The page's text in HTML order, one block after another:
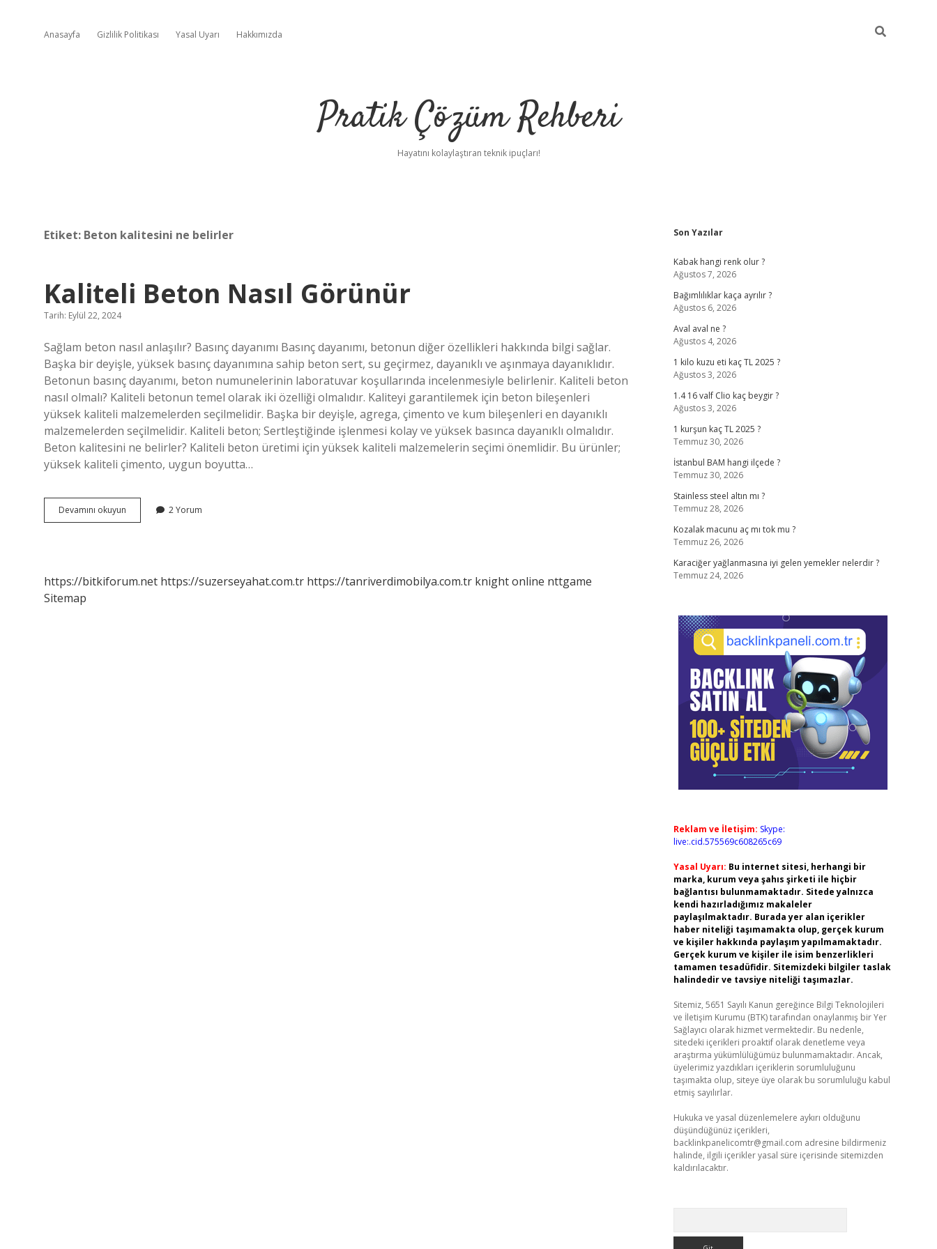
Anasayfa Gizlilik Politikası Yasal Uyarı Hakkımızda
Pratik Çözüm Rehberi
Hayatını kolaylaştıran teknik ipuçları!
Etiket: Beton kalitesini ne belirler
Kaliteli Beton Nasıl Görünür
Tarih: Eylül 22, 2024
Sağlam beton nasıl anlaşılır? Basınç dayanımı Basınç dayanımı, betonun diğer özellikleri hakkında bilgi sağlar.
Başka bir deyişle, yüksek basınç dayanımına sahip beton sert, su geçirmez, dayanıklı ve aşınmaya dayanıklıdır.
Betonun basınç dayanımı, beton numunelerinin laboratuvar koşullarında incelenmesiyle belirlenir. Kaliteli beton
nasıl olmalı? Kaliteli betonun temel olarak iki özelliği olmalıdır. Kaliteyi garantilemek için beton bileşenleri
yüksek kaliteli malzemelerden seçilmelidir. Başka bir deyişle, agrega, çimento ve kum bileşenleri en dayanıklı
malzemelerden seçilmelidir. Kaliteli beton; Sertleştiğinde işlenmesi kolay ve yüksek basınca dayanıklı olmalıdır.
Beton kalitesini ne belirler? Kaliteli beton üretimi için yüksek kaliteli malzemelerin seçimi önemlidir. Bu ürünler;
yüksek kaliteli çimento, uygun boyutta…
Devamını okuyun
Beton
2 Yorum
https://bitkiforum.net https://suzerseyahat.com.tr https://tanriverdimobilya.com.tr knight online nttgame
Sitemap
Sidebar
Son Yazılar
Kabak hangi renk olur ?
Ağustos 7, 2026
Bağımlılıklar kaça ayrılır ?
Ağustos 6, 2026
Aval aval ne ?
Ağustos 4, 2026
1 kilo kuzu eti kaç TL 2025 ?
Ağustos 3, 2026
1.4 16 valf Clio kaç beygir ?
Ağustos 3, 2026
1 kurşun kaç TL 2025 ?
Temmuz 30, 2026
İstanbul BAM hangi ilçede ?
Temmuz 30, 2026
Stainless steel altın mı ?
Temmuz 28, 2026
Kozalak macunu aç mı tok mu ?
Temmuz 26, 2026
Karaciğer yağlanmasına iyi gelen yemekler nelerdir ?
Temmuz 24, 2026
Reklam ve İletişim: Skype:
live:.cid.575569c608265c69
Yasal Uyarı: Bu internet sitesi, herhangi bir
marka, kurum veya şahıs şirketi ile hiçbir
bağlantısı bulunmamaktadır. Sitede yalnızca
kendi hazırladığımız makaleler
paylaşılmaktadır. Burada yer alan içerikler
haber niteliği taşımamakta olup, gerçek kurum
ve kişiler hakkında paylaşım yapılmamaktadır.
Gerçek kurum ve kişiler ile isim benzerlikleri
tamamen tesadüfidir. Sitemizdeki bilgiler taslak
halindedir ve tavsiye niteliği taşımazlar.
Sitemiz, 5651 Sayılı Kanun gereğince Bilgi Teknolojileri
ve İletişim Kurumu (BTK) tarafından onaylanmış bir Yer
Sağlayıcı olarak hizmet vermektedir. Bu nedenle,
sitedeki içerikleri proaktif olarak denetleme veya
araştırma yükümlülüğümüz bulunmamaktadır. Ancak,
üyelerimiz yazdıkları içeriklerin sorumluluğunu
taşımakta olup, siteye üye olarak bu sorumluluğu kabul
etmiş sayılırlar.
Hukuka ve yasal düzenlemelere aykırı olduğunu
düşündüğünüz içerikleri,
backlinkpanelicomtr@gmail.com adresine bildirmeniz
halinde, ilgili içerikler yasal süre içerisinde sitemizden
kaldırılacaktır.